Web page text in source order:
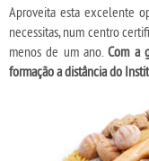
Aproveita esta excelente
necessitas, num centro
menos de um ano.Com a
formação a distância do